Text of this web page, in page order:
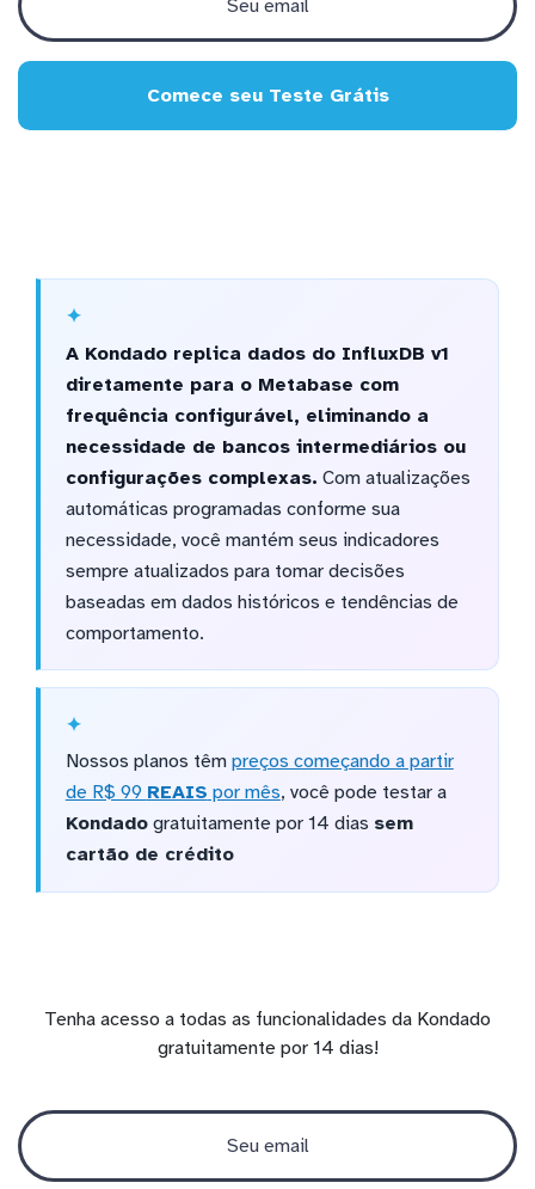
Comece seu Teste Grátis
A Kondado replica dados do InfluxDB v1
diretamente para o Metabase com
frequência configurável, eliminando a
necessidade de bancos intermediários ou
configurações complexas. Com atualizações
automáticas programadas conforme sua
necessidade, você mantém seus indicadores
sempre atualizados para tomar decisões
baseadas em dados históricos e tendências de
comportamento.
Nossos planos têm preços começando a partir
de R$ 99 REAIS por mês, você pode testar a
Kondadogratuitamente por 14 dias sem
cartão de crédito
Tenha acesso a todas as funcionalidades da Kondado
gratuitamente por 14 dias!